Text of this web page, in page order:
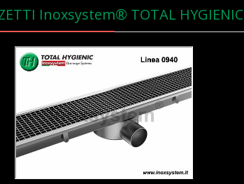
Inoxsystem® TOTAL HYGIENIC